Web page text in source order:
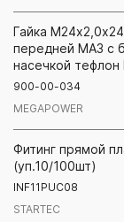
Гайка
передней МАЗ с
насечкой тефлон
900-00-034
MEGAPOWER
Фитинг прямой
(уп.10/100шт)
INF11PUC08
STARTEC